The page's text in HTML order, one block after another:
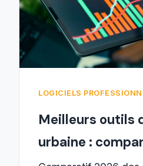
LOGICIELS
Meilleurs outils
urbaine :